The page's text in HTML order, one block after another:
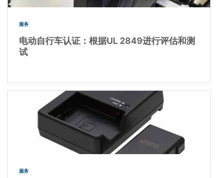
服务
电动自行车认证：根据UL 2849进行评估和测
试
服务